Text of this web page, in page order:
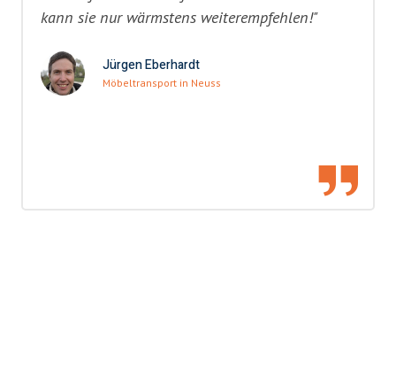
kann sie nur wärmstens weiterempfehlen!"
Jürgen Eberhardt
Möbeltransport in Neuss